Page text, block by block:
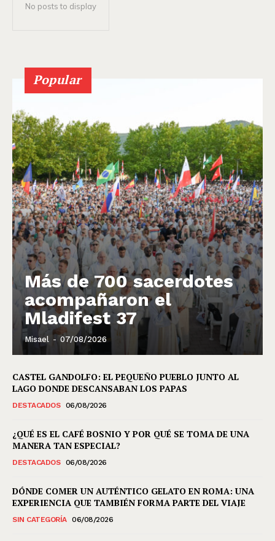
No posts to display
Popular
Más de 700 sacerdotes
acompañaron el
Mladifest 37
Misael - 07/08/2026
CASTEL GANDOLFO: EL PEQUEÑO PUEBLO JUNTO AL
LAGO DONDE DESCANSABAN LOS PAPAS
DESTACADOS 06/08/2026
¿QUÉ ES EL CAFÉ BOSNIO Y POR QUÉ SE TOMA DE UNA
MANERA TAN ESPECIAL?
DESTACADOS 06/08/2026
DÓNDE COMER UN AUTÉNTICO GELATO EN ROMA: UNA
EXPERIENCIA QUE TAMBIÉN FORMA PARTE DEL VIAJE
SIN CATEGORÍA 06/08/2026